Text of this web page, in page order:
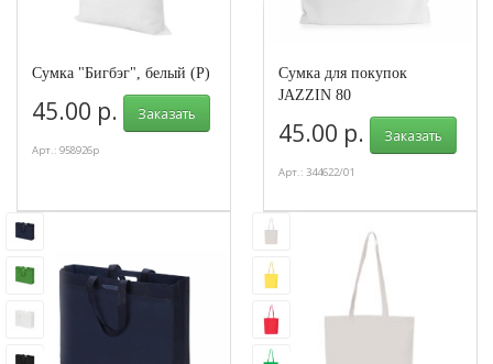
Сумка "Бигбэг", белый (P)
45.00 р. Заказать
Арт.: 958926р
Сумка для покупок
JAZZIN 80
45.00 р. Заказать
Арт.: 344622/01